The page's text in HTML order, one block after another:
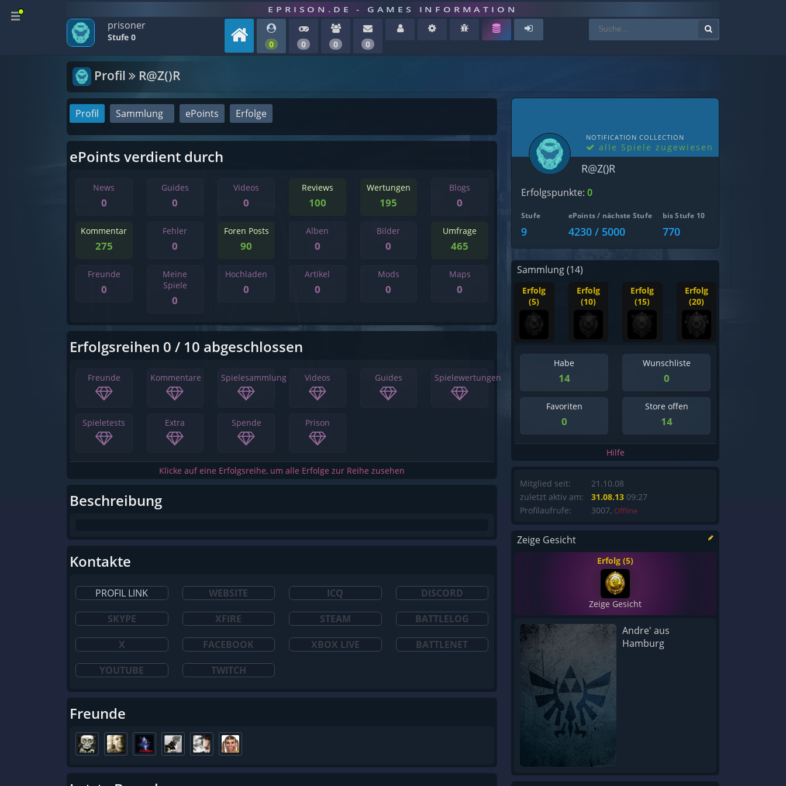
EPRISON.DE - GAMES INFORMATION
prisoner
Stufe 0
0 0 0 0
Profil R@Z()R
Profil Sammlung ePoints Erfolge
ePoints verdient durch
News
0
Guides
0
Videos
0
Reviews
100
Wertungen
195
Blogs
0
Kommentar
275
Fehler
0
Foren Posts
90
Alben
0
Bilder
0
Umfrage
465
Freunde
0
Meine
Spiele
0
Hochladen
0
Artikel
0
Mods
0
Maps
0
Erfolgsreihen 0 / 10 abgeschlossen
Freunde Kommentare Spielesammlung Videos Guides Spielewertungen
Spieletests Extra Spende Prison
Klicke auf eine Erfolgsreihe, um alle Erfolge zur Reihe zusehen
Beschreibung
Kontakte
PROFIL LINK WEBSITE ICQ
DISCORD
SKYPE
XFIRE STEAM
BATTLELOG
X
FACEBOOK XBOX LIVE
BATTLENET
YOUTUBE
TWITCH
Freunde
NOTIFICATION COLLECTION
alle Spiele zugewiesen
R@Z()R
Erfolgspunkte: 0
Stufe
9
ePoints / nächste Stufe
4230 / 5000
bis Stufe 10
770
Sammlung (14)
Erfolg
(5)
Erfolg
(10)
Erfolg
(15)
Erfolg
(20)
Habe
14
Wunschliste
0
Favoriten
0
Store offen
14
Hilfe
Mitglied seit:
zuletzt aktiv am:
Profilaufrufe:
21.10.08
31.08.13 09:27
3007, Offline
Zeige Gesicht
Erfolg (5)
Zeige Gesicht
Andre' aus
Hamburg